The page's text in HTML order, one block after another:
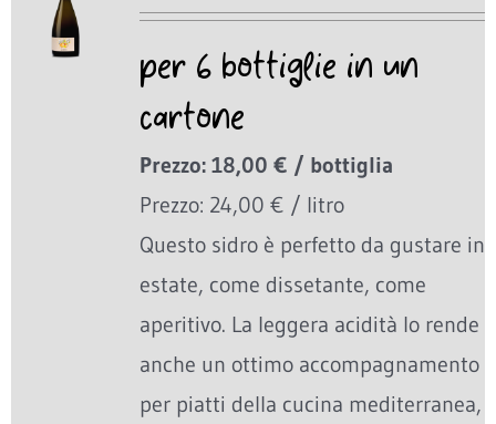
per 6 bottiglie in un
cartone
Prezzo: 18,00 € / bottiglia
Prezzo: 24,00 € / litro
Questo sidro è perfetto da gustare in
estate, come dissetante, come
aperitivo. La leggera acidità lo rende
anche un ottimo accompagnamento
per piatti della cucina mediterranea,